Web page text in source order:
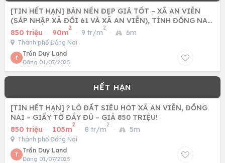
[TIN HẾT HẠN] BÁN NỀN ĐẸP GIÁ TỐT – XÃ AN VIỄN
(SÁP NHẬP XÃ ĐỒI 61 VÀ XÃ AN VIỄN), TỈNH ĐỒNG NAI
?
850 triệu · 90m
2
· 9 tr/m
2
· 6m
Thành phố Đồng Nai
T
Trần Duy Land
Đăng 01/07/2025
[TIN HẾT HẠN] ? LÔ ĐẤT SIÊU HOT XÃ AN VIỄN, ĐỒNG
NAI – GIẤY TỜ ĐẦY ĐỦ – GIÁ 850 TRIỆU!
850 triệu · 105m
2
· 8 tr/m
2
· 5m
Thành phố Đồng Nai
T
Trần Duy Land
Đăng 01/07/2025